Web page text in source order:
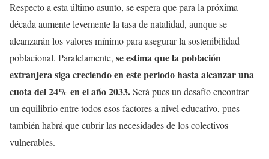
Respecto a esta último asunto, se espera que para la próxima
década aumente levemente la tasa de natalidad, aunque se
alcanzarán los valores mínimo para asegurar la sostenibilidad
poblacional. Paralelamente, se estima que la población
extranjera siga creciendo en este periodo hasta alcanzar una
cuota del 24% en el año 2033.Será pues un desafío encontrar
un equilibrio entre todos esos factores a nivel educativo, pues
también habrá que cubrir las necesidades de los colectivos
vulnerables.